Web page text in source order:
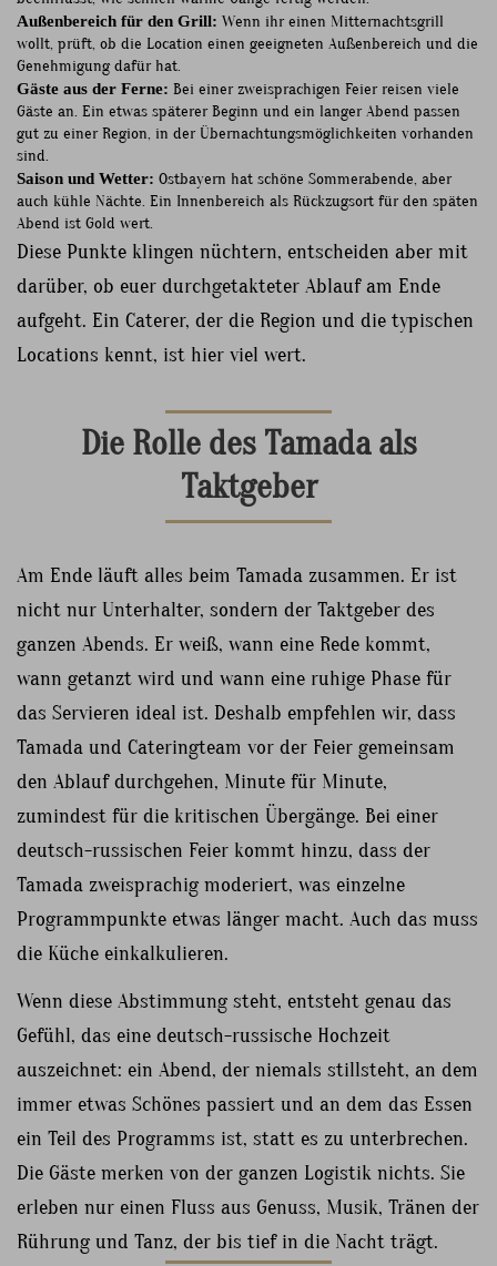
Außenbereich für den Grill: Wenn ihr einen Mitternachtsgrill
wollt, prüft, ob die Location einen geeigneten Außenbereich und die
Genehmigung dafür hat.
Gäste aus der Ferne: Bei einer zweisprachigen Feier reisen viele
Gäste an. Ein etwas späterer Beginn und ein langer Abend passen
gut zu einer Region, in der Übernachtungsmöglichkeiten vorhanden
sind.
Saison und Wetter: Ostbayern hat schöne Sommerabende, aber
auch kühle Nächte. Ein Innenbereich als Rückzugsort für den späten
Abend ist Gold wert.
Diese Punkte klingen nüchtern, entscheiden aber mit
darüber, ob euer durchgetakteter Ablauf am Ende
aufgeht. Ein Caterer, der die Region und die typischen
Locations kennt, ist hier viel wert.
Die Rolle des Tamada als
Taktgeber
Am Ende läuft alles beim Tamada zusammen. Er ist
nicht nur Unterhalter, sondern der Taktgeber des
ganzen Abends. Er weiß, wann eine Rede kommt,
wann getanzt wird und wann eine ruhige Phase für
das Servieren ideal ist. Deshalb empfehlen wir, dass
Tamada und Cateringteam vor der Feier gemeinsam
den Ablauf durchgehen, Minute für Minute,
zumindest für die kritischen Übergänge. Bei einer
deutsch-russischen Feier kommt hinzu, dass der
Tamada zweisprachig moderiert, was einzelne
Programmpunkte etwas länger macht. Auch das muss
die Küche einkalkulieren.
Wenn diese Abstimmung steht, entsteht genau das
Gefühl, das eine deutsch-russische Hochzeit
auszeichnet: ein Abend, der niemals stillsteht, an dem
immer etwas Schönes passiert und an dem das Essen
ein Teil des Programms ist, statt es zu unterbrechen.
Die Gäste merken von der ganzen Logistik nichts. Sie
erleben nur einen Fluss aus Genuss, Musik, Tränen der
Rührung und Tanz, der bis tief in die Nacht trägt.